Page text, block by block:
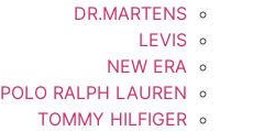
DR.MARTENS
LEVIS
NEW ERA
POLO RALPH LAUREN
TOMMY HILFIGER